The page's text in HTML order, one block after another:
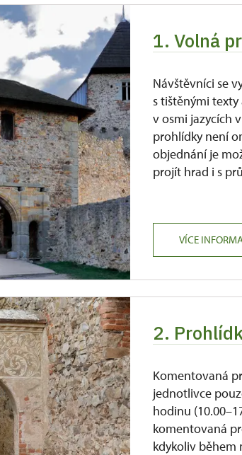
1. Volná
Návštěvníci se
s tištěnými texty
v osmi jazycích
prohlídky není
objednání je
projít hrad i s
VÍCE
2.
Komentovaná
jednotlivce
hodinu
komentovaná
kdykoliv během